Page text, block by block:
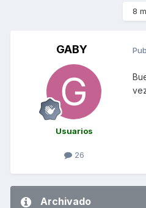
8
GABY
Usuarios
26
Archivado